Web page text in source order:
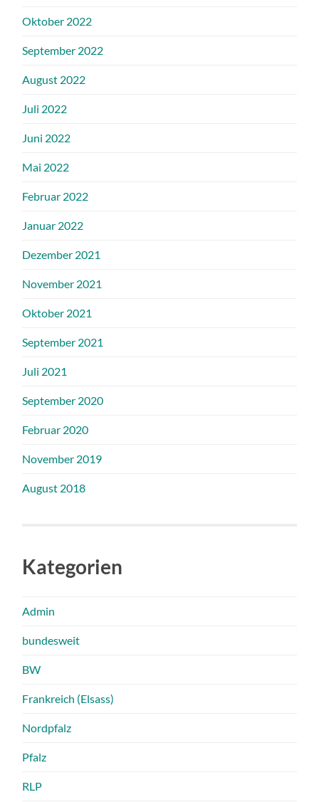
Oktober 2022
September 2022
August 2022
Juli 2022
Juni 2022
Mai 2022
Februar 2022
Januar 2022
Dezember 2021
November 2021
Oktober 2021
September 2021
Juli 2021
September 2020
Februar 2020
November 2019
August 2018
Kategorien
Admin
bundesweit
BW
Frankreich (Elsass)
Nordpfalz
Pfalz
RLP